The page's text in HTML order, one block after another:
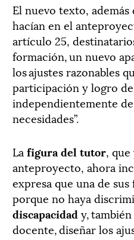
El nuevo texto, además
hacían en el
artículo 25,
formación, un nuevo
los ajustes razonables
participación y logro
independientemente
necesidades”.
La figura del tutor,
anteproyecto, ahora
expresa que una de
porque no haya
discapacidad y,
docente, diseñar los